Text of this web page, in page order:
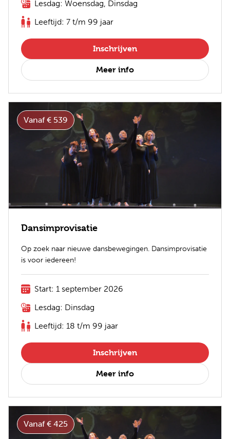
Lesdag: Woensdag, Dinsdag
Leeftijd: 7 t/m 99 jaar
Inschrijven
Meer info
Vanaf € 539
Dansimprovisatie
Op zoek naar nieuwe dansbewegingen. Dansimprovisatie
is voor iedereen!
Start: 1 september 2026
Lesdag: Dinsdag
Leeftijd: 18 t/m 99 jaar
Inschrijven
Meer info
Vanaf € 425